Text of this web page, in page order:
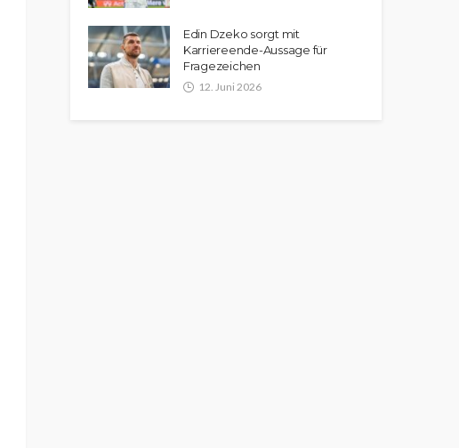
Edin Dzeko sorgt mit
Karriereende-Aussage für
Fragezeichen
12. Juni 2026